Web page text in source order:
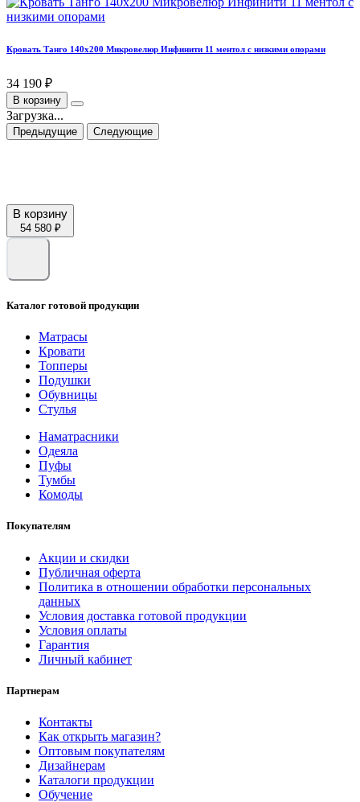
Кровать Танго 140х200 Микровелюр Инфинити 11 ментол с низкими опорами
34 190 ₽
В корзину
Загрузка...
Предыдущие Следующие
В корзину
54 580 ₽
Каталог готовой продукции
Матрасы
Кровати
Топперы
Подушки
Обувницы
Стулья
Наматрасники
Одеяла
Пуфы
Тумбы
Комоды
Покупателям
Акции и скидки
Публичная оферта
Политика в отношении обработки персональных
данных
Условия доставка готовой продукции
Условия оплаты
Гарантия
Личный кабинет
Партнерам
Контакты
Как открыть магазин?
Оптовым покупателям
Дизайнерам
Каталоги продукции
Обучение